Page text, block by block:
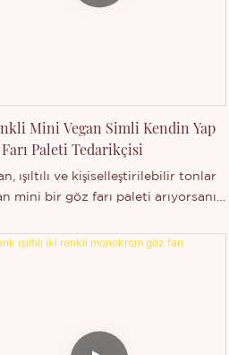
Mini Vegan Simli Kendin Yap
Farı Paleti Tedarikçisi
ışıltılı ve kişiselleştirilebilir tonlar
mini bir göz farı paleti arıyorsanız,
Farı Paletimizden başka bir yere
İster hafif bir ışıltı, ister çarpıcı bir